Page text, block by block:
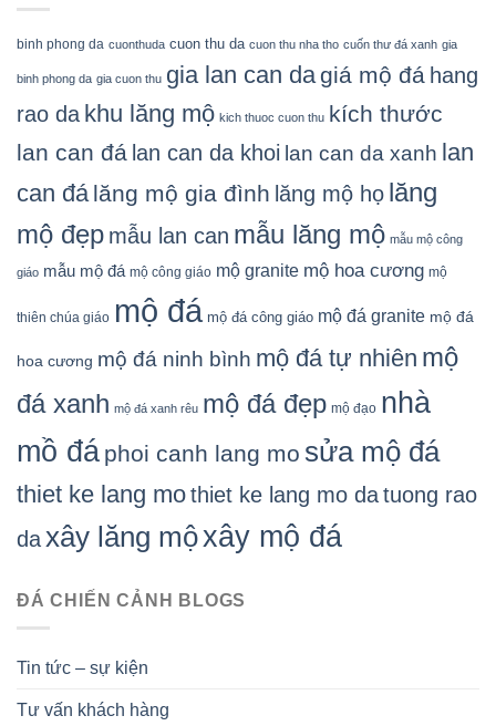
binh phong da cuonthuda cuon thu da cuon thu nha tho cuốn thư đá xanh gia
binh phong da gia cuon thu gia lan can dagiá mộ đá hang
rao da khu lăng mộ kich thuoc cuon thu kích thước
lan can đá lan can da khoi lan can da xanh lan
can đá lăng mộ gia đình lăng mộ họ lăng
mộ đẹp mẫu lan can mẫu lăng mộ mẫu mộ công
giáo mẫu mộ đá mộ công giáo mộ granite mộ hoa cương mộ
thiên chúa giáo mộ đá mộ đá công giáo mộ đá granite mộ đá
hoa cương mộ đá ninh bình mộ đá tự nhiên mộ
đá xanh mộ đá xanh rêu mộ đá đẹp mộ đạo nhà
mồ đá phoi canh lang mo sửa mộ đá
thiet ke lang mothiet ke lang mo datuong rao
daxây lăng mộxây mộ đá
ĐÁ CHIẾN CẢNH BLOGS
Tin tức – sự kiện
Tư vấn khách hàng